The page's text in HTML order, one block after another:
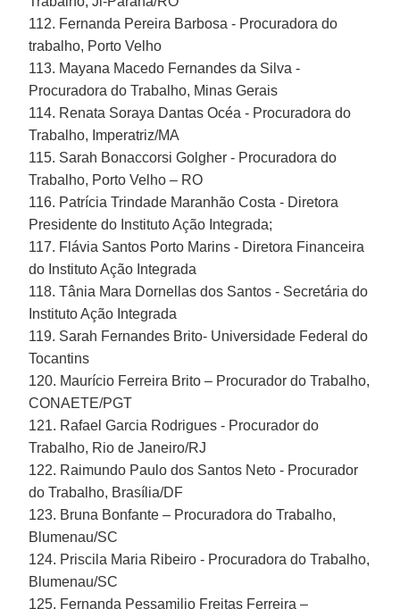
112. Fernanda Pereira Barbosa - Procuradora do
trabalho, Porto Velho
113. Mayana Macedo Fernandes da Silva -
Procuradora do Trabalho, Minas Gerais
114. Renata Soraya Dantas Océa - Procuradora do
Trabalho, Imperatriz/MA
115. Sarah Bonaccorsi Golgher - Procuradora do
Trabalho, Porto Velho – RO
116. Patrícia Trindade Maranhão Costa - Diretora
Presidente do Instituto Ação Integrada;
117. Flávia Santos Porto Marins - Diretora Financeira
do Instituto Ação Integrada
118. Tânia Mara Dornellas dos Santos - Secretária do
Instituto Ação Integrada
119. Sarah Fernandes Brito- Universidade Federal do
Tocantins
120. Maurício Ferreira Brito – Procurador do Trabalho,
CONAETE/PGT
121. Rafael Garcia Rodrigues - Procurador do
Trabalho, Rio de Janeiro/RJ
122. Raimundo Paulo dos Santos Neto - Procurador
do Trabalho, Brasília/DF
123. Bruna Bonfante – Procuradora do Trabalho,
Blumenau/SC
124. Priscila Maria Ribeiro - Procuradora do Trabalho,
Blumenau/SC
125. Fernanda Pessamilio Freitas Ferreira –